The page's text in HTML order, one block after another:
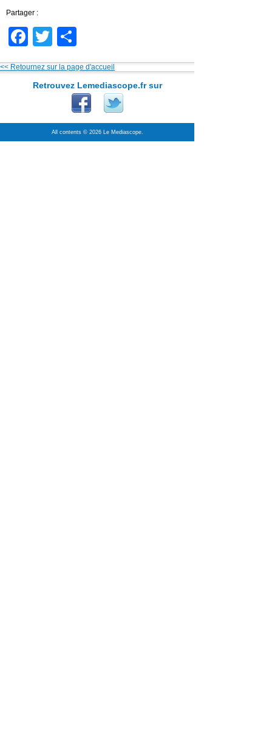
Partager :
Facebook
Twitter
<< Retournez sur la page d'accueil
Retrouvez Lemediascope.fr sur
All contents © 2026 Le Mediascope.